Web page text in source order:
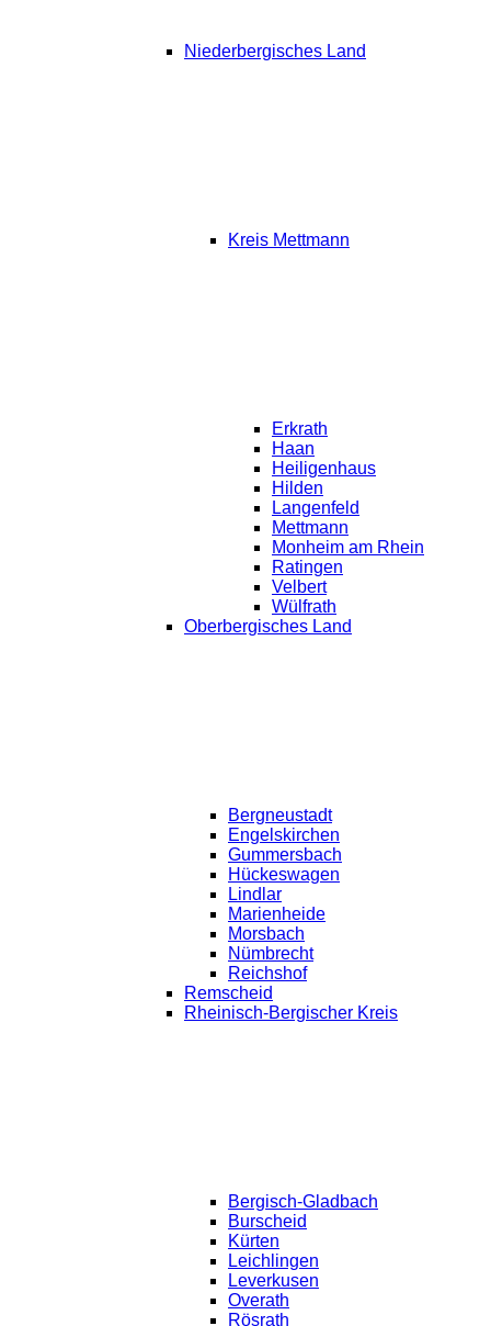
Niederbergisches Land
Kreis Mettmann
Erkrath
Haan
Heiligenhaus
Hilden
Langenfeld
Mettmann
Monheim am Rhein
Ratingen
Velbert
Wülfrath
Oberbergisches Land
Bergneustadt
Engelskirchen
Gummersbach
Hückeswagen
Lindlar
Marienheide
Morsbach
Nümbrecht
Reichshof
Remscheid
Rheinisch-Bergischer Kreis
Bergisch-Gladbach
Burscheid
Kürten
Leichlingen
Leverkusen
Overath
Rösrath